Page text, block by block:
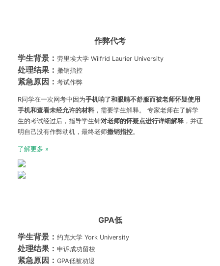
作弊代考
学生背景： 劳里埃大学 Wilfrid Laurier University
处理结果： 撤销指控
紧急原因： 考试作弊
R同学在一次网考中因为手机响了和眼睛不舒服而被老师怀疑使用
手机和查看未经允许的材料，需要学生解释。 专家老师在了解学
生的考试经过后，指导学生针对老师的怀疑点进行详细解释，并证
明自己没有作弊动机，最终老师撤销指控。
了解更多 »
GPA低
学生背景： 约克大学 York University
处理结果： 申诉成功留校
紧急原因： GPA低被劝退